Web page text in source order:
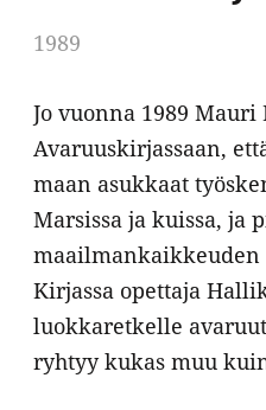
1989
Jo vuonna 1989
Avaruuskirjassaan,
maan asukkaat
Marsissa ja kuissa, ja
Kirjassa opettaja
luokkaretkelle
ryhtyy kukas muu